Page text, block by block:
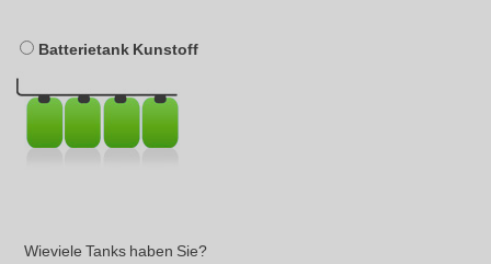
Batterietank Kunstoff
Wieviele Tanks haben Sie?